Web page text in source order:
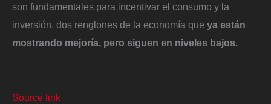
son fundamentales para incentivar el consumo y la
inversión, dos renglones de la economía que ya están
mostrando mejoría, pero siguen en niveles bajos.
Source link